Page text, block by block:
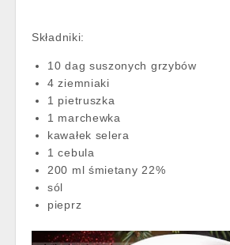
Składniki:
10 dag suszonych grzybów
4 ziemniaki
1 pietruszka
1 marchewka
kawałek selera
1 cebula
200 ml śmietany 22%
sól
pieprz